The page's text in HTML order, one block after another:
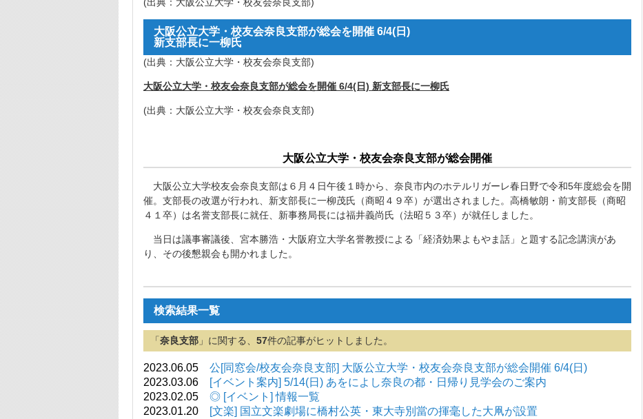
大阪公立大学・校友会奈良支部が総会を開催 6/4(日)
新支部長に一柳氏
(出典：大阪公立大学・校友会奈良支部)
大阪公立大学・校友会奈良支部が総会を開催 6/4(日) 新支部長に一柳氏
(出典：大阪公立大学・校友会奈良支部)
大阪公立大学・校友会奈良支部が総会開催
大阪公立大学校友会奈良支部は６月４日午後１時から、奈良市内のホテルリガーレ春日野で令和5年度総会を開
催。支部長の改選が行われ、新支部長に一柳茂氏（商昭４９卒）が選出されました。高橋敏朗・前支部長（商昭
４１卒）は名誉支部長に就任、新事務局長には福井義尚氏（法昭５３卒）が就任しました。
当日は議事審議後、宮本勝浩・大阪府立大学名誉教授による「経済効果よもやま話」と題する記念講演があ
り、その後懇親会も開かれました。
検索結果一覧
「 奈良支部 」に関する、 57件の記事がヒットしました。
2023.06.05 公[同窓会/校友会奈良支部] 大阪公立大学・校友会奈良支部が総会開催 6/4(日)
2023.03.06
[イベント案内] 5/14(日) あをによし奈良の都・日帰り見学会のご案内
2023.02.05 ◎ [イベント] 情報一覧
2023.01.20
[文楽] 国立文楽劇場に橋村公英・東大寺別當の揮毫した大凧が設置